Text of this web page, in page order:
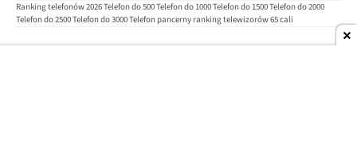
Ranking telefonów 2026Telefon do 500Telefon do 1000Telefon do 1500Telefon do 2000
Telefon do 2500Telefon do 3000Telefon pancerny ranking telewizorów 65 cali